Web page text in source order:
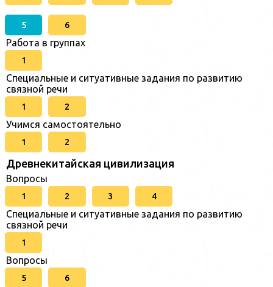
5 6
Работа в группах
1
Специальные и ситуативные задания по развитию
связной речи
1 2
Учимся самостоятельно
1 2
Древнекитайская цивилизация
Вопросы
1 2 3 4
Специальные и ситуативные задания по развитию
связной речи
1
Вопросы
5 6